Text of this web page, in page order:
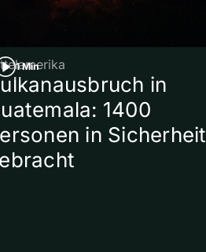
1 Min
in
1400
in Sicherheit